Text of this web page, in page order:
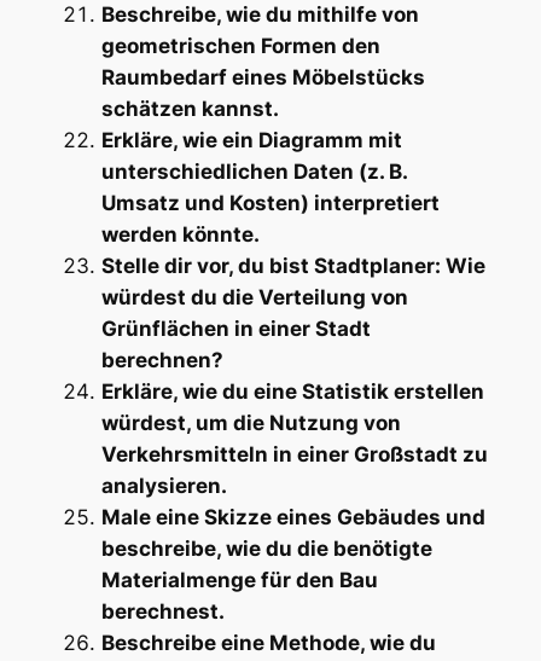
Beschreibe, wie du mithilfe von
geometrischen Formen den
Raumbedarf eines Möbelstücks
schätzen kannst.
Erkläre, wie ein Diagramm mit
unterschiedlichen Daten (z. B.
Umsatz und Kosten) interpretiert
werden könnte.
Stelle dir vor, du bist Stadtplaner: Wie
würdest du die Verteilung von
Grünflächen in einer Stadt
berechnen?
Erkläre, wie du eine Statistik erstellen
würdest, um die Nutzung von
Verkehrsmitteln in einer Großstadt zu
analysieren.
Male eine Skizze eines Gebäudes und
beschreibe, wie du die benötigte
Materialmenge für den Bau
berechnest.
Beschreibe eine Methode, wie du